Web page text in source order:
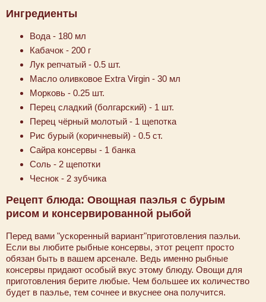
Ингредиенты
Вода - 180 мл
Кабачок - 200 г
Лук репчатый - 0.5 шт.
Масло оливковое Extra Virgin - 30 мл
Морковь - 0.25 шт.
Перец сладкий (болгарский) - 1 шт.
Перец чёрный молотый - 1 щепотка
Рис бурый (коричневый) - 0.5 ст.
Сайра консервы - 1 банка
Соль - 2 щепотки
Чеснок - 2 зубчика
Рецепт блюда: Овощная паэлья с бурым
рисом и консервированной рыбой
Перед вами "ускоренный вариант"приготовления паэльи.
Если вы любите рыбные консервы, этот рецепт просто
обязан быть в вашем арсенале. Ведь именно рыбные
консервы придают особый вкус этому блюду. Овощи для
приготовления берите любые. Чем большее их количество
будет в паэлье, тем сочнее и вкуснее она получится.